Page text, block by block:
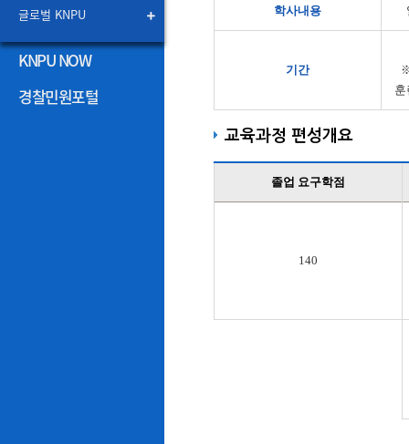
글로벌 KNPU
KNPU NOW
경찰민원포털
학사내용
기간
훈
교육과정 편성개요
졸업 요구학점
140